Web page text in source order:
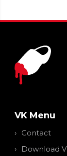
VK Menu
Contact
Download